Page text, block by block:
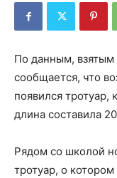
По данным, взятым
сообщается, что
появился тротуар,
длина составила
Рядом со школой
тротуар, о